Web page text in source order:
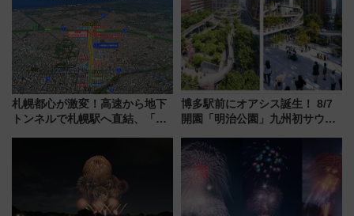
札幌都心が激変！高速から地下
トンネルで札幌駅へ直結、「創
博多駅前にオアシス誕生！ 8/7
開園「明治公園」九州初サウナ
品グルメ登場で駅前の過ごし方
はどう変わる？